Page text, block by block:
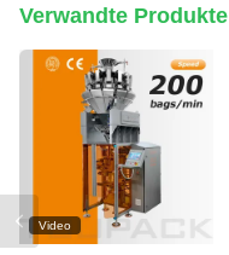
Verwandte Produkte
Video